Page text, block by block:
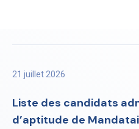
21 juillet 2026
Liste des candidats
d’aptitude de